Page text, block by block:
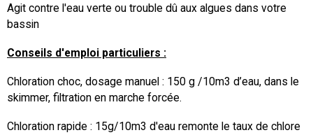
Agit contre l'eau verte ou trouble dû aux algues dans votre
bassin
Conseils d'emploi particuliers :
Chloration choc, dosage manuel : 150 g /10m3 d’eau, dans le
skimmer, filtration en marche forcée.
Chloration rapide : 15g/10m3 d'eau remonte le taux de chlore